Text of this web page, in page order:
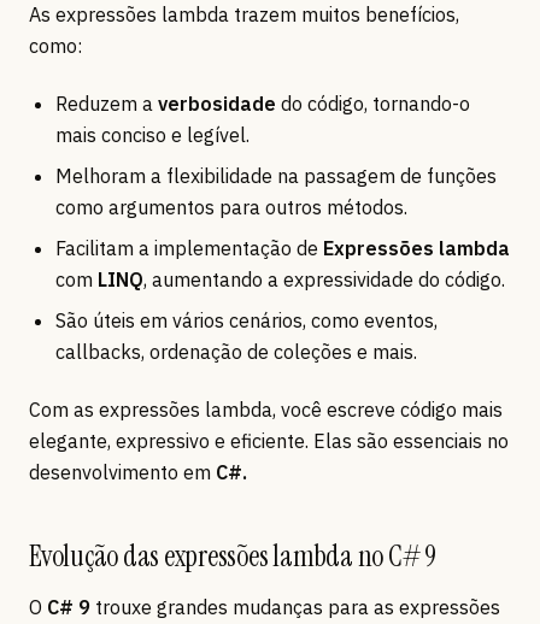
As expressões lambda trazem muitos benefícios,
como:
Reduzem a verbosidade do código, tornando-o
mais conciso e legível.
Melhoram a flexibilidade na passagem de funções
como argumentos para outros métodos.
Facilitam a implementação de Expressões lambda
com LINQ, aumentando a expressividade do código.
São úteis em vários cenários, como eventos,
callbacks, ordenação de coleções e mais.
Com as expressões lambda, você escreve código mais
elegante, expressivo e eficiente. Elas são essenciais no
desenvolvimento em C#.
Evolução das expressões lambda no C# 9
O C# 9 trouxe grandes mudanças para as expressões